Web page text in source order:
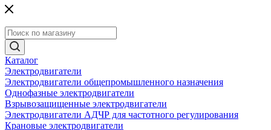
Каталог
Электродвигатели
Электродвигатели общепромышленного назначения
Однофазные электродвигатели
Взрывозащищенные электродвигатели
Электродвигатели АДЧР для частотного регулирования
Крановые электродвигатели